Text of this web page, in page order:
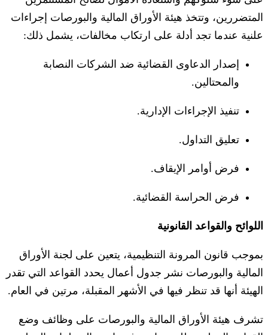
المتضررين، وتتخذ هيئة الأوراق المالية والبورصات إجراءات
علنية عندما تجد أدلة على ارتكاب مخالفات، يشمل ذلك:
إصدار الدعاوى القضائية ضد الشركات النصابة
والمحتالين.
تنفيذ الإجراءات الإدارية.
تعليق التداول.
فرض أوامر الإيقاف.
فرض الحراسة القضائية.
اللوائح والقواعد القانونية
بموجب قانون المرونة التنظيمية، يتعين على لجنة الأوراق
المالية والبورصات نشر جدول أعمال يحدد القواعد التي تقدر
الهيئة أنها قد تنظر فيها في الأشهر المقبلة، مرتين في العام.
تشرف هيئة الأوراق المالية والبورصات على وظائف وضع